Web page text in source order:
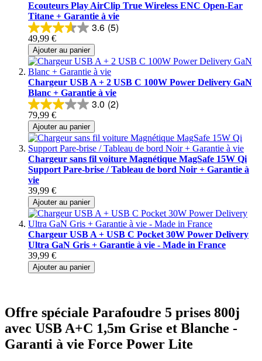
Ecouteurs Play AirClip True Wireless ENC Open-Ear
Titane + Garantie à vie
3.6 (5)
49,99 €
Ajouter au panier
Chargeur USB A + 2 USB C 100W Power Delivery GaN
Blanc + Garantie à vie
3.0 (2)
79,99 €
Ajouter au panier
Chargeur sans fil voiture Magnétique MagSafe 15W Qi
Support Pare-brise / Tableau de bord Noir + Garantie à
vie
39,99 €
Ajouter au panier
Chargeur USB A + USB C Pocket 30W Power Delivery
Ultra GaN Gris + Garantie à vie - Made in France
39,99 €
Ajouter au panier
Offre spéciale Parafoudre 5 prises 800j
avec USB A+C 1,5m Grise et Blanche -
Garanti à vie Force Power Lite